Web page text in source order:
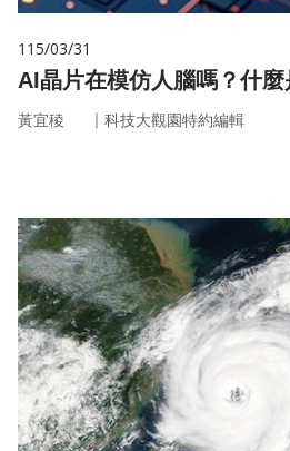
115/03/31
AI晶片在模仿人腦嗎？什
黃宜稜 ｜ 科技大觀園特約編輯